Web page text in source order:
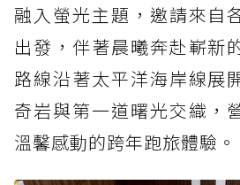
融入螢光主題，邀請來自
出發，伴著晨曦奔赴嶄新
路線沿著太平洋海岸線展
奇岩與第一道曙光交織，
溫馨感動的跨年跑旅體驗。